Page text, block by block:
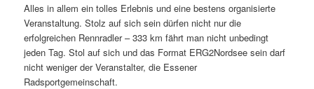
Alles in allem ein tolles Erlebnis und eine bestens organisierte
Veranstaltung. Stolz auf sich sein dürfen nicht nur die
erfolgreichen Rennradler – 333 km fährt man nicht unbedingt
jeden Tag. Stol auf sich und das Format ERG2Nordsee sein darf
nicht weniger der Veranstalter, die Essener
Radsportgemeinschaft.